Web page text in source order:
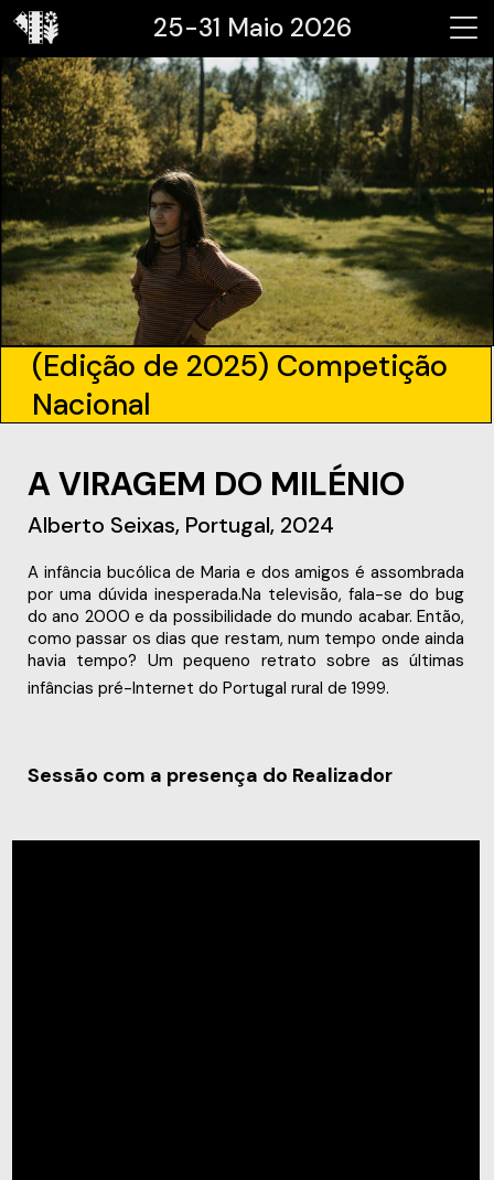
25-31 Maio 2026
(Edição de 2025) Competição
Nacional
A VIRAGEM DO MILÉNIO
Alberto Seixas, Portugal, 2024
A infância bucólica de Maria e dos amigos é assombrada
por uma dúvida inesperada.Na televisão, fala-se do bug
do ano 2000 e da possibilidade do mundo acabar. Então,
como passar os dias que restam, num tempo onde ainda
havia tempo? Um pequeno retrato sobre as últimas
infâncias pré-Internet do Portugal rural de 1999.
Sessão com a presença do Realizador